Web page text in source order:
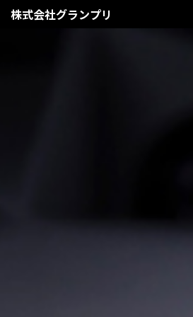
株式会社グランプリ